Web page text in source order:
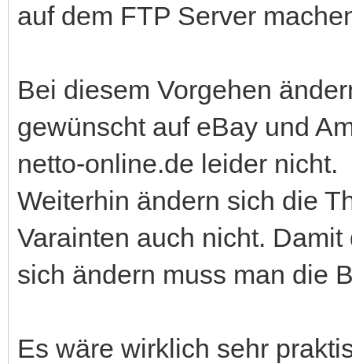
auf dem FTP Server
Bei diesem Vorgehen
gewünscht auf eBay und
netto-online.de leider nicht.
Weiterhin ändern sich die
Varainten auch nicht.
sich ändern muss man die
Es wäre wirklich sehr